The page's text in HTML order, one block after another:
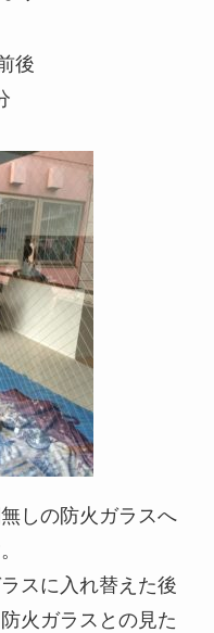
後
しの防火ガラスへ
スに入れ替えた後
火ガラスとの見た